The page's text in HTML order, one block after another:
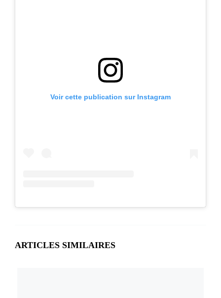
Voir cette publication sur Instagram
ARTICLES SIMILAIRES